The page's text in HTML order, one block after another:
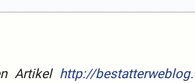
Artikel http://